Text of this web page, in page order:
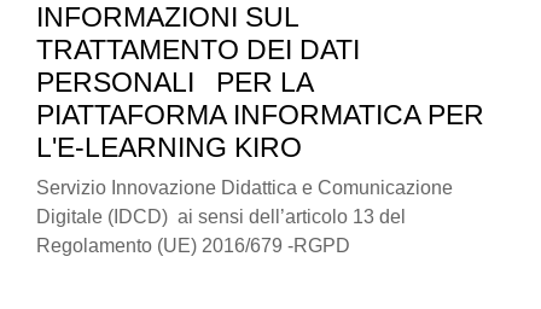
INFORMAZIONI SUL
TRATTAMENTO DEI DATI
PERSONALI
PER LA
PIATTAFORMA INFORMATICA PER
L'E-LEARNING KIRO
Servizio Innovazione Didattica e Comunicazione
Digitale (IDCD) ai sensi dell’articolo 13 del
Regolamento (UE) 2016/679 -RGPD